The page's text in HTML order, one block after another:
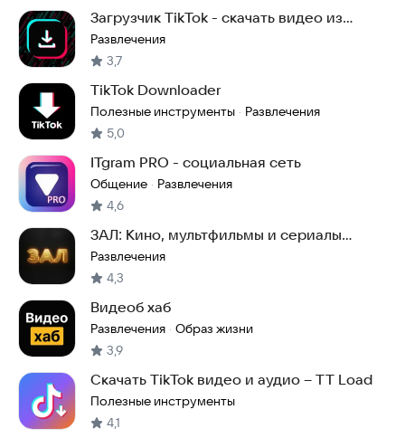
Загрузчик TikTok - скачать видео из
ТикТок
Развлечения
3,7
TikTok Downloader
Полезные инструменты · Развлечения
5,0
ITgram PRO - социальная сеть
Общение · Развлечения
4,6
ЗАЛ: Кино, мультфильмы и сериалы
Онлайн
Развлечения
4,3
Видеоб хаб
Развлечения · Образ жизни
3,9
Скачать TikTok видео и аудио – TT Load
Полезные инструменты
4,1